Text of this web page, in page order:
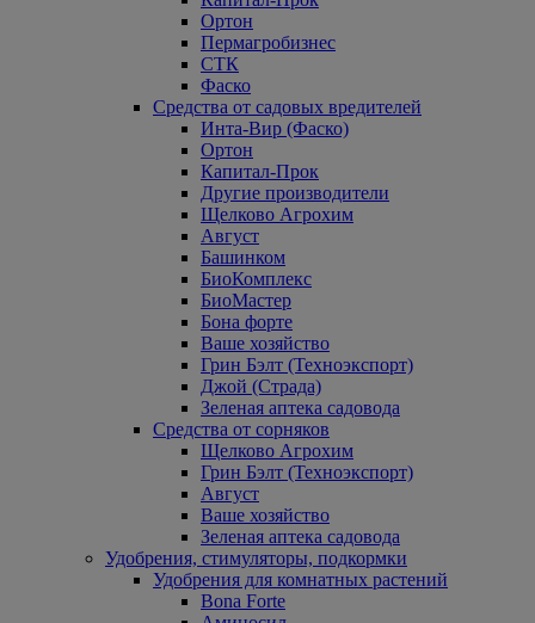
Ортон
Пермагробизнес
СТК
Фаско
Средства от садовых вредителей
Инта-Вир (Фаско)
Ортон
Капитал-Прок
Другие производители
Щелково Агрохим
Август
Башинком
БиоКомплекс
БиоМастер
Бона форте
Ваше хозяйство
Грин Бэлт (Техноэкспорт)
Джой (Страда)
Зеленая аптека садовода
Средства от сорняков
Щелково Агрохим
Грин Бэлт (Техноэкспорт)
Август
Ваше хозяйство
Зеленая аптека садовода
Удобрения, стимуляторы, подкормки
Удобрения для комнатных растений
Bona Forte